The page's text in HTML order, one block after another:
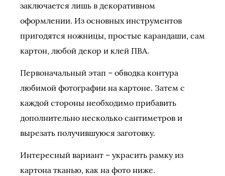
заключается лишь в декоративном
оформлении. Из основных инструментов
пригодятся ножницы, простые карандаши, сам
картон, любой декор и клей ПВА.
Первоначальный этап – обводка контура
любимой фотографии на картоне. Затем с
каждой стороны необходимо прибавить
дополнительно несколько сантиметров и
вырезать получившуюся заготовку.
Интересный вариант – украсить рамку из
картона тканью, как на фото ниже.